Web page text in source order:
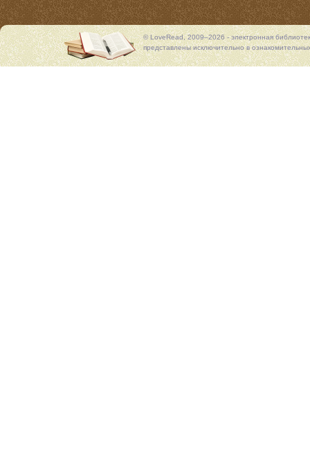
© LoveRead, 2009–2026 - электронная
представлены исключительно в